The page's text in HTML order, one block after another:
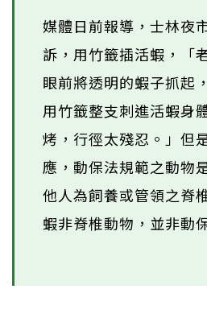
媒體日前報導，士林夜
訴，用竹籤插活蝦，「
眼前將透明的蝦子抓起
用竹籤整支刺進活蝦身
烤，行徑太殘忍。」但
應，動保法規範之動物
他人為飼養或管領之脊
蝦非脊椎動物，並非動